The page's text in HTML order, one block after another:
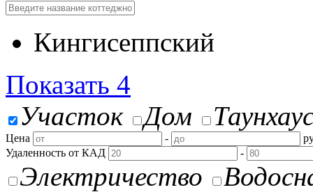
Кингисеппский
Показать 4
Участок
Дом
Цена -
Удаленность от КАД
-
Электричество